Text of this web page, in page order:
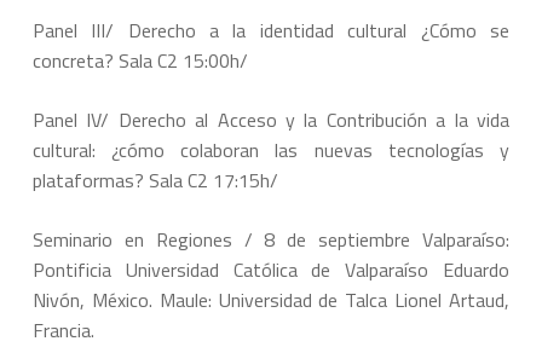
Panel III/ Derecho a la identidad cultural ¿Cómo se
concreta? Sala C2 15:00h/
Panel IV/ Derecho al Acceso y la Contribución a la vida
cultural: ¿cómo colaboran las nuevas tecnologías y
plataformas? Sala C2 17:15h/
Seminario en Regiones / 8 de septiembre Valparaíso:
Pontificia Universidad Católica de Valparaíso Eduardo
Nivón, México. Maule: Universidad de Talca Lionel Artaud,
Francia.